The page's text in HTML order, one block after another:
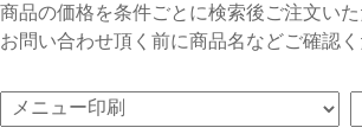
商品の価格を条件ごとに検索後ご注文いた
お問い合わせ頂く前に商品名などご確認く